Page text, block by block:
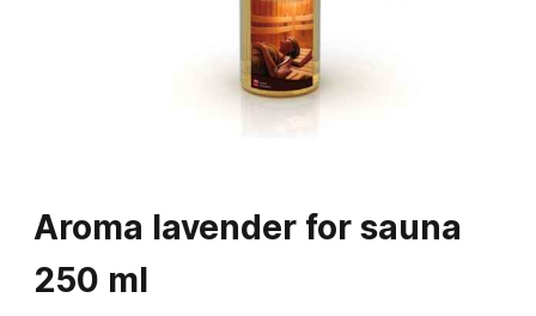
Aroma lavender for sauna
250 ml